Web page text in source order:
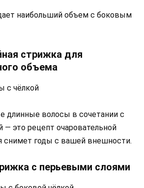
наибольший объем с боковым
стрижка для
объема
длинные волосы в сочетании с
— это рецепт очаровательной
снимет годы с вашей внешности.
с перьевыми слоями